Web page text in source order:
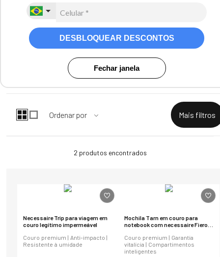
DESBLOQUEAR DESCONTOS
Fechar janela
2 produtos
Necessaire Trip para viagem em
couro legítimo impermeável
Couro premium | Anti-impacto |
Resistente à umidade
Mochila Tarn em couro para
notebook com necessaire Fiero +
Couro premium | Garantia
vitalícia | Compartimentos
inteligentes